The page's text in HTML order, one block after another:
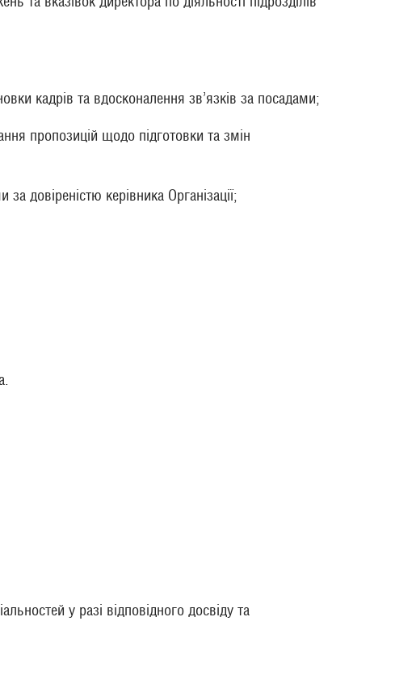
кадрів та вдосконалення зв’язків за посадами;
пропозицій щодо підготовки та змін
довіреністю керівника Організації;
у разі відповідного досвіду та